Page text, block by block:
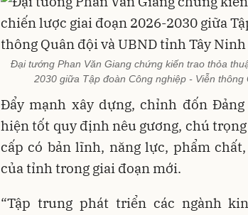
Đại tướng Phan Văn Giang chứng kiến trao thỏa
2030 giữa Tập đoàn Công nghiệp - Viễn thông
Đẩy mạnh xây dựng, chỉnh đốn
hiện tốt quy định nêu gương, chú
cấp có bản lĩnh, năng lực, phẩm
của tỉnh trong giai đoạn mới.
“Tập trung phát triển các ngành